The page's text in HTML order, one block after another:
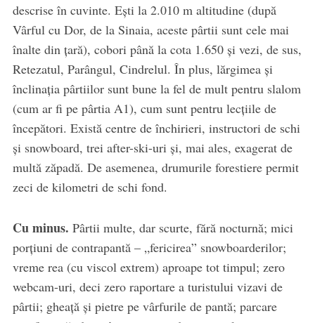
descrise în cuvinte. Ești la 2.010 m altitudine (după
Vârful cu Dor, de la Sinaia, aceste pârtii sunt cele mai
înalte din țară), cobori până la cota 1.650 și vezi, de sus,
Retezatul, Parângul, Cindrelul. În plus, lărgimea și
înclinația pârtiilor sunt bune la fel de mult pentru slalom
(cum ar fi pe pârtia A1), cum sunt pentru lecțiile de
începători. Există centre de închirieri, instructori de schi
și snowboard, trei after-ski-uri și, mai ales, exagerat de
multă zăpadă. De asemenea, drumurile forestiere permit
zeci de kilometri de schi fond.
Cu minus. Pârtii multe, dar scurte, fără nocturnă; mici
porțiuni de contrapantă – „fericirea” snowboarderilor;
vreme rea (cu viscol extrem) aproape tot timpul; zero
webcam-uri, deci zero raportare a turistului vizavi de
pârtii; gheață și pietre pe vârfurile de pantă; parcare